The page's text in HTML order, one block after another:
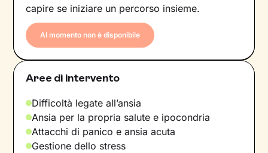
capire se iniziare un percorso insieme.
Al momento non è disponibile
Aree di intervento
Difficoltà legate all’ansia
Ansia per la propria salute e ipocondria
Attacchi di panico e ansia acuta
Gestione dello stress